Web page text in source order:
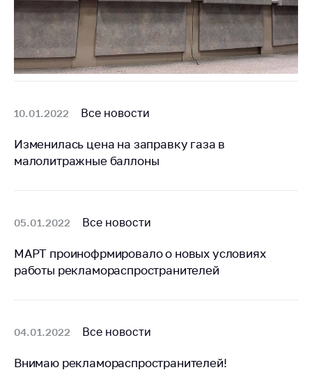
Ценообразование
на лекарственные
средства, изделия
медицинского
назначения и
по установлению
факта нарушения
законодательства
предупреждения
Общественное
Маркировка
10.01.2022 Все новости
Изменилась цена на заправку газа в
малолитражные баллоны
05.01.2022 Все новости
МАРТ проинофрмировало о новых условиях
работы рекламораспространителей
04.01.2022 Все новости
Внимаю рекламораспространителей!